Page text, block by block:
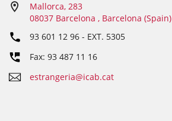
Mallorca, 283
08037 Barcelona , Barcelona (Spain)
93 601 12 96 - EXT. 5305
Fax: 93 487 11 16
estrangeria@icab.cat